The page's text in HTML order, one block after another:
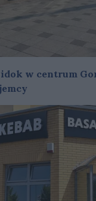
w centrum